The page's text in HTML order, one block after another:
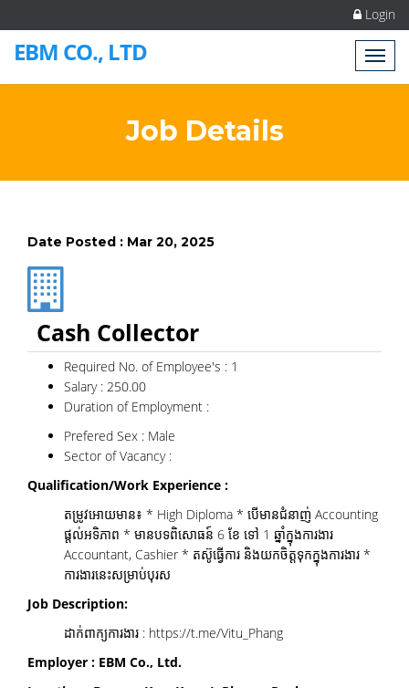
Login
EBM CO., LTD
Job Details
Date Posted : Mar 20, 2025
Cash Collector
Required No. of Employee's : 1
Salary : 250.00
Duration of Employment :
Prefered Sex : Male
Sector of Vacancy :
Qualification/Work Experience :
តម្រូវអោយមាន៖ * High Diploma * បើមានជំនាញ់ Accounting
ផ្តល់អទិភាព * មានបទពិសោធន៍ 6 ខែ ទៅ 1 ឆ្នាំក្នុងការងារ
Accountant, Cashier * តស៊ូធ្វើការ និងយកចិត្តទុកក្នុងការងារ *
ការងារនេះសម្រាប់បុរស
Job Description:
ដាក់ពាក្យការងារ : https://t.me/Vitu_Phang
Employer : EBM Co., Ltd.